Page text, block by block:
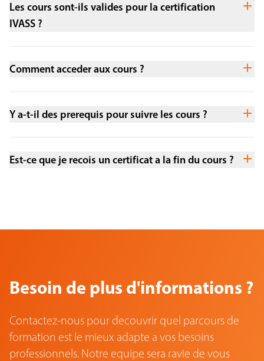
Les cours sont-ils valides pour la certification
IVASS ?
Comment acceder aux cours ?
Y a-t-il des prerequis pour suivre les cours ?
Est-ce que je recois un certificat a la fin du cours ?
Besoin de plus d'informations ?
Contactez-nous pour decouvrir quel parcours de
formation est le mieux adapte a vos besoins
professionnels. Notre equipe sera ravie de vous